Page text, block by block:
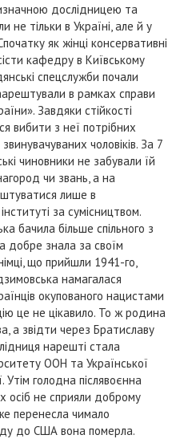
дослідницею та
не тільки в Україні, але й у
як жінці консервативні
кафедру в Київському
спецслужби почали
в рамках справи
Завдяки стійкості
вибити з неї потрібних
чоловіків. За 7
чиновники не забували їй
чи звань, а на
лише в
за сумісництвом.
бачила більше спільного з
добре знала за своїм
що прийшли 1941-го,
намагалася
окупованого нацистами
це не цікавило. То ж родина
а звідти через Братиславу
нарешті стала
ООН та Української
Утім голодна післявоєнна
осіб не сприяли доброму
перенесла чимало
до США вона померла.